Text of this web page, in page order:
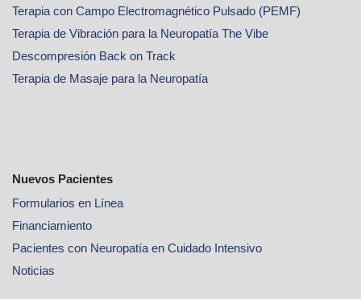
Terapia con Campo Electromagnético Pulsado (PEMF)
Terapia de Vibración para la Neuropatía The Vibe
Descompresión Back on Track
Terapia de Masaje para la Neuropatía
Nuevos Pacientes
Formularios en Línea
Financiamiento
Pacientes con Neuropatía en Cuidado Intensivo
Noticias